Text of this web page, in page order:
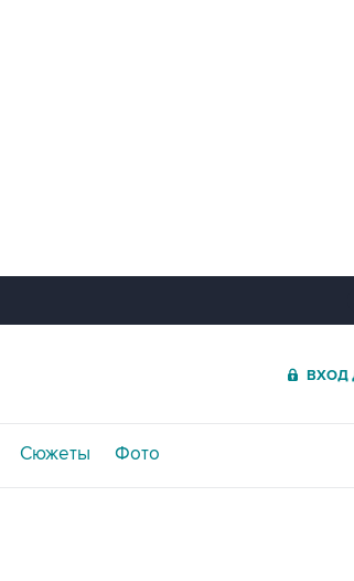
ВХОД
Сюжеты Фото